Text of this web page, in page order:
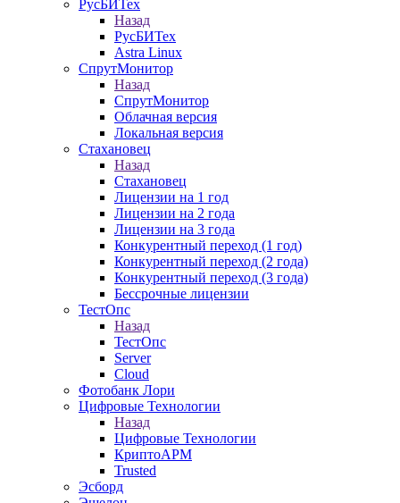
РусБИТех
Назад
РусБИТех
Astra Linux
СпрутМонитор
Назад
СпрутМонитор
Облачная версия
Локальная версия
Стахановец
Назад
Стахановец
Лицензии на 1 год
Лицензии на 2 года
Лицензии на 3 года
Конкурентный переход (1 год)
Конкурентный переход (2 года)
Конкурентный переход (3 года)
Бессрочные лицензии
ТестОпс
Назад
ТестОпс
Server
Cloud
Фотобанк Лори
Цифровые Технологии
Назад
Цифровые Технологии
КриптоАРМ
Trusted
Эсборд